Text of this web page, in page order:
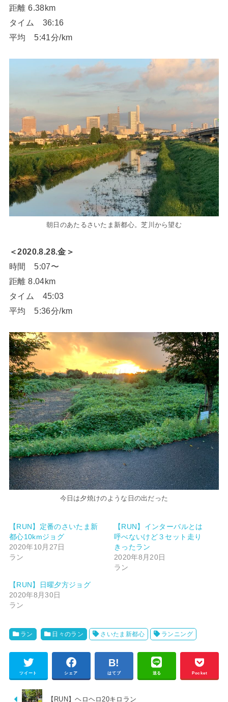
距離 6.38km
タイム 36:16
平均 5:41分/km
朝日のあたるさいたま新都心。芝川から望む
＜2020.8.28.金＞
時間 5:07〜
距離 8.04km
タイム 45:03
平均 5:36分/km
今日は夕焼けのような日の出だった
【RUN】定番のさいたま新
都心10kmジョグ
2020年10月27日
ラン
【RUN】インターバルとは
呼べないけど３セット走り
きったラン
2020年8月20日
ラン
【RUN】日曜夕方ジョグ
2020年8月30日
ラン
ラン 日々のラン さいたま新都心 ランニング
ツイート シェア はてブ 送る Pocket
【RUN】ヘロヘロ20キロラン